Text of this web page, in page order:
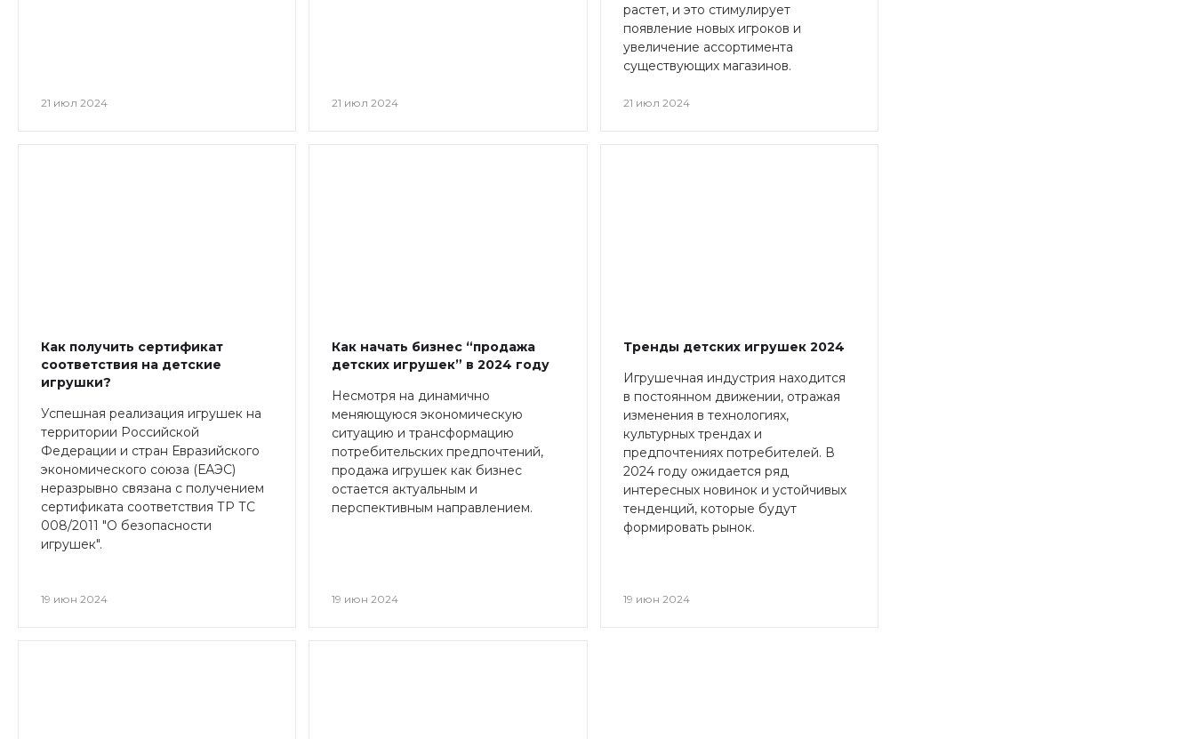
21 июл 2024 21 июл 2024
растет, и это стимулирует
появление новых игроков и
увеличение ассортимента
существующих магазинов.
21 июл 2024
Как получить сертификат
соответствия на детские
игрушки?
Успешная реализация игрушек на
территории Российской
Федерации и стран Евразийского
экономического союза (ЕАЭС)
неразрывно связана с получением
сертификата соответствия ТР ТС
008/2011 "О безопасности
игрушек".
19 июн 2024
Как начать бизнес “продажа
детских игрушек” в 2024 году
Несмотря на динамично
меняющуюся экономическую
ситуацию и трансформацию
потребительских предпочтений,
продажа игрушек как бизнес
остается актуальным и
перспективным направлением.
19 июн 2024
Тренды детских игрушек 2024
Игрушечная индустрия находится
в постоянном движении, отражая
изменения в технологиях,
культурных трендах и
предпочтениях потребителей. В
2024 году ожидается ряд
интересных новинок и устойчивых
тенденций, которые будут
формировать рынок.
19 июн 2024